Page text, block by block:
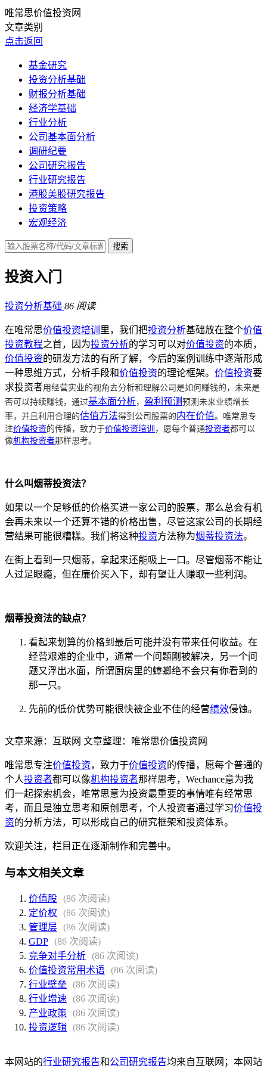
唯常思价值投资网
文章类别
点击返回
基金研究
投资分析基础
财报分析基础
经济学基础
行业分析
公司基本面分析
调研纪要
公司研究报告
行业研究报告
港股美股研究报告
投资策略
宏观经济
投资入门
投资分析基础 86 阅读
在唯常思价值投资培训 里，我们把投资分析基础放在整个价值
投资教程之首，因为投资分析的学习可以对价值投资的本质，
价值投资的研发方法的有所了解，今后的案例训练中逐渐形成
一种思维方式，分析手段和价值投资的理论框架。 价值投资要
求投资者用经营实业的视角去分析和理解公司是如何赚钱的，未来是
否可以持续赚钱，通过基本面分析， 盈利预测预测未来业绩增长
率，并且利用合理的估值方法得到公司股票的内在价值。 唯常思专
注价值投资的传播，致力于价值投资培训，愿每个普通投资者都可以
像机构投资者那样思考。
什么叫烟蒂投资法？
如果以一个足够低的价格买进一家公司的股票，那么总会有机
会再未来以一个还算不错的价格出售，尽管这家公司的长期经
营结果可能很糟糕。我们将这种投资方法称为烟蒂投资法。
在街上看到一只烟蒂，拿起来还能吸上一口。尽管烟蒂不能让
人过足眼瘾，但在廉价买入下，却有望让人赚取一些利润。
烟蒂投资法的缺点？
看起来划算的价格到最后可能并没有带来任何收益。在
经营艰难的企业中，通常一个问题刚被解决，另一个问
题又浮出水面，所谓厨房里的蟑螂绝不会只有你看到的
那一只。
先前的低价优势可能很快被企业不佳的经营绩效侵蚀。
文章来源：互联网 文章整理：唯常思价值投资网
唯常思专注价值投资，致力于价值投资的传播，愿每个普通的
个人投资者都可以像机构投资者那样思考，Wechance意为我
们一起探索机会，唯常思意为投资最重要的事情唯有经常思
考，而且是独立思考和原创思考，个人投资者通过学习价值投
资的分析方法，可以形成自己的研究框架和投资体系。
欢迎关注，栏目正在逐渐制作和完善中。
与本文相关文章
价值股 (86 次阅读)
定价权
(86 次阅读)
管理层
(86 次阅读)
GDP (86 次阅读)
竞争对手分析 (86 次阅读)
价值投资常用术语 (86 次阅读)
行业壁垒
(86 次阅读)
行业增速 (86 次阅读)
产业政策
(86 次阅读)
投资逻辑 (86 次阅读)
本网站的行业研究报告和公司研究报告均来自互联网；本网站